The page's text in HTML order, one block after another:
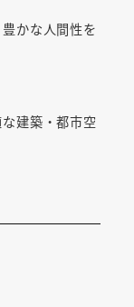
かな人間性を
建築・都市空